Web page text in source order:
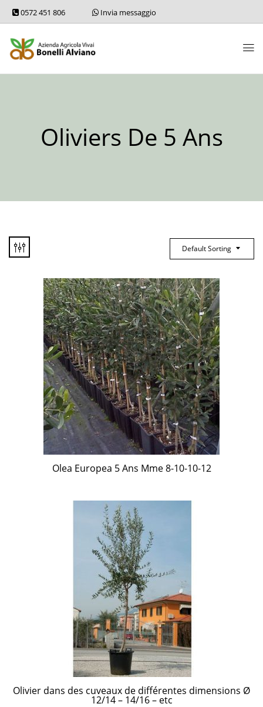
0572 451 806 Invia messaggio
Oliviers De 5 Ans
Default Sorting
Olea Europea 5 Ans Mme 8-10-10-12
Olivier dans des cuveaux de différentes dimensions Ø
12/14 – 14/16 – etc